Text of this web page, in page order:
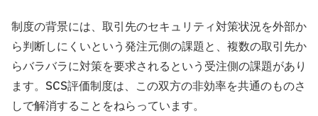
制度の背景には、取引先のセキュリティ対策状況を外部か
ら判断しにくいという発注元側の課題と、複数の取引先か
らバラバラに対策を要求されるという受注側の課題があり
ます。SCS評価制度は、この双方の非効率を共通のものさ
しで解消することをねらっています。